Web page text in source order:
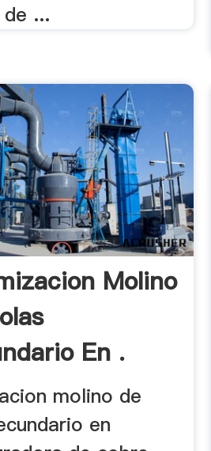
...
Molino
En .
molino de
en